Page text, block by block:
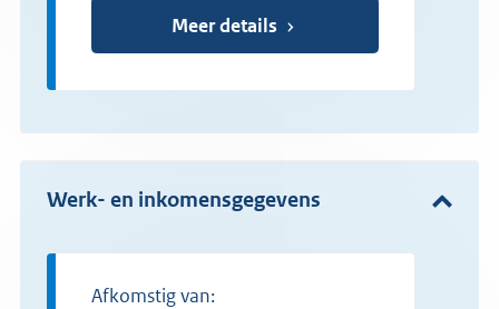
Meer details
Werk- en inkomensgegevens
Afkomstig van: